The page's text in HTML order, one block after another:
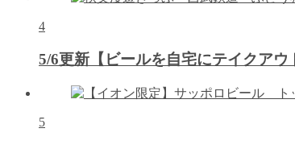
4
5/6更新【ビールを自宅にテイクア
5